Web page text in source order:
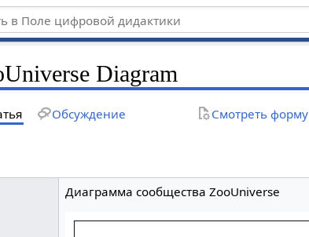
Diagram
Обсуждение Смотреть форму
Диаграмма сообщества ZooUniverse